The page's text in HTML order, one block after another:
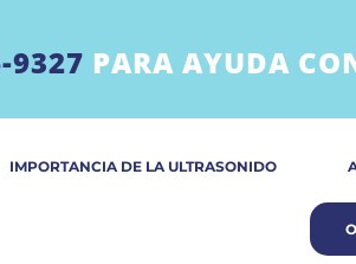
9327 PARA AYUDA
IMPORTANCIA DE LA ULTRASONIDO